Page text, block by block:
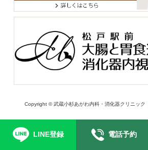
Copyright © 武蔵⼩杉あがわ内科・消化器クリニック
LINE登録 電話予約